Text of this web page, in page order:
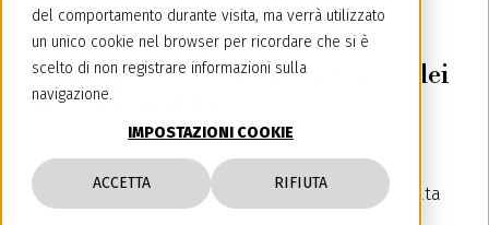
del comportamento durante visita, ma verrà utilizzato
un unico cookie nel browser per ricordare che si è
scelto di non registrare informazioni sulla
navigazione.
IMPOSTAZIONI COOKIE
ACCETTA RIFIUTA
26 febbraio 2024
La proposta europea di riforma dei
disegni modelli
La nostra partner Paola Gelatoè stata intervistata